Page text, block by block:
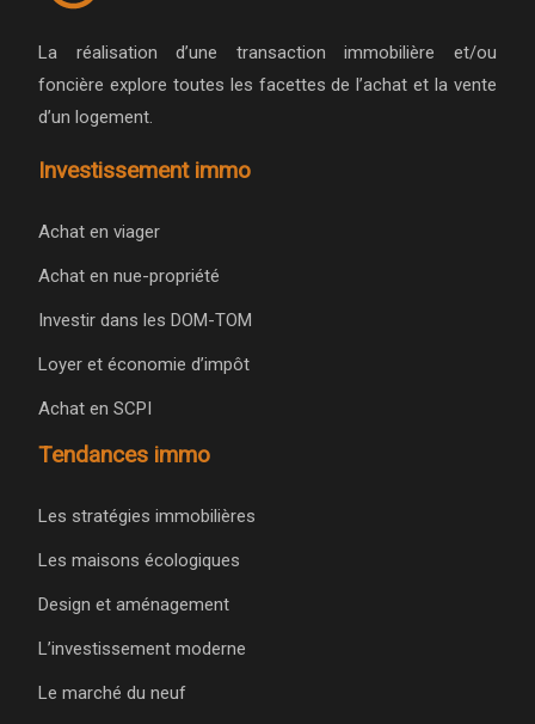
La réalisation d’une transaction immobilière et/ou
foncière explore toutes les facettes de l’achat et la vente
d’un logement.
Investissement immo
Achat en viager
Achat en nue-propriété
Investir dans les DOM-TOM
Loyer et économie d’impôt
Achat en SCPI
Tendances immo
Les stratégies immobilières
Les maisons écologiques
Design et aménagement
L’investissement moderne
Le marché du neuf